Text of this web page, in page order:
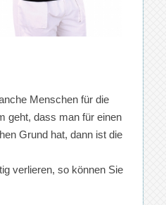
Menschen für die
geht, dass man für einen
Grund hat, dann ist die
verlieren, so können Sie